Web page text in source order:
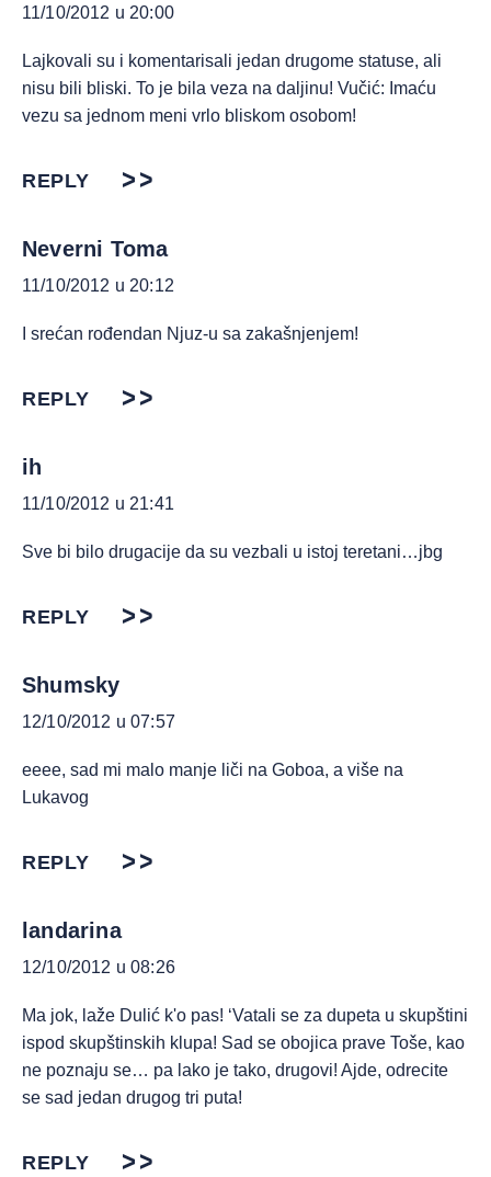
11/10/2012 u 20:00
Lajkovali su i komentarisali jedan drugome statuse, ali
nisu bili bliski. To je bila veza na daljinu! Vučić: Imaću
vezu sa jednom meni vrlo bliskom osobom!
REPLY
Neverni Toma
11/10/2012 u 20:12
I srećan rođendan Njuz-u sa zakašnjenjem!
REPLY
ih
11/10/2012 u 21:41
Sve bi bilo drugacije da su vezbali u istoj teretani…jbg
REPLY
Shumsky
12/10/2012 u 07:57
eeee, sad mi malo manje liči na Goboa, a više na
Lukavog
REPLY
landarina
12/10/2012 u 08:26
Ma jok, laže Dulić k'o pas! ‘Vatali se za dupeta u skupštini
ispod skupštinskih klupa! Sad se obojica prave Toše, kao
ne poznaju se… pa lako je tako, drugovi! Ajde, odrecite
se sad jedan drugog tri puta!
REPLY